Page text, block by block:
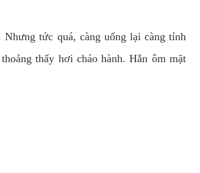
tức quá, càng uống lại càng tỉnh
thấy hơi cháo hành. Hắn ôm mặt